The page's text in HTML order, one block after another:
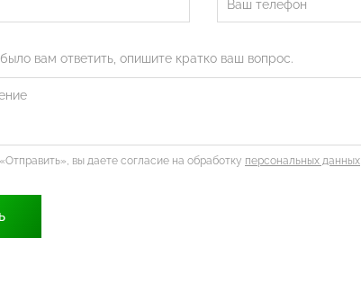
вам ответить, опишите кратко ваш вопрос.
вы даете согласие на обработку персональных данных